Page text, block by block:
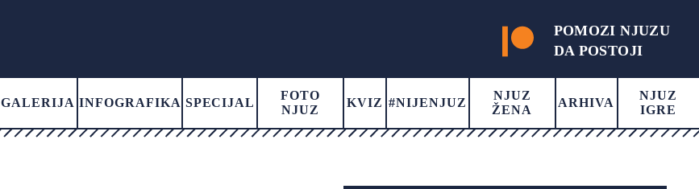
POMOZI NJUZU
DA POSTOJI
GALERIJA INFOGRAFIKA SPECIJAL
FOTO
NJUZ
KVIZ #NIJENJUZ
NJUZ
ŽENA
ARHIVA
NJUZ
IGRE